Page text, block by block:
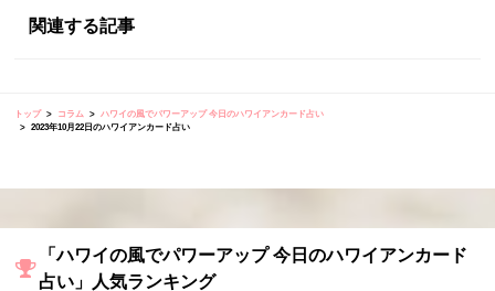
関連する記事
トップ コラム
ハワイの風でパワーアップ 今日のハワイアンカード占い
2023年10月22日のハワイアンカード占い
「ハワイの風でパワーアップ 今日のハワイアンカード
占い」人気ランキング